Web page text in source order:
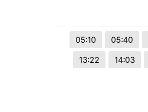
05:10 05:40
13:22
14:03